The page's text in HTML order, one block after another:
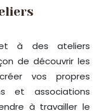
à des ateliers
de découvrir les
vos propres
et associations
à travailler le